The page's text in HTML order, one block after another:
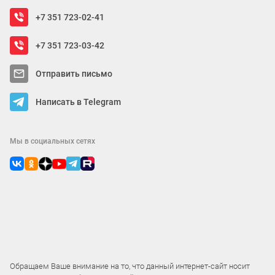
оборудования, советуют подходящие
оперативно выполнить заказ на мелкие и
высокое качество, соблюдение сроков,
оперативную доставку курьером в
Для быстрой покупки металлического
стеллажа набирайте:
+7 351 723-02-41
+7 351 723-03-42
Отправить письмо
Написать в Telegram
Мы в социальных сетях
Обращаем Ваше внимание на то, что данный интернет-сайт носит